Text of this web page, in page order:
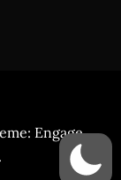
Engage
.